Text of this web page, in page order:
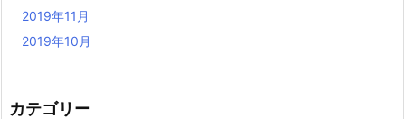
2019年11月
2019年10月
カテゴリー